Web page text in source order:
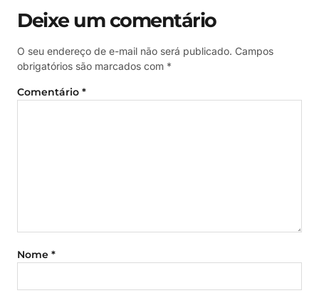
Deixe um comentário
O seu endereço de e-mail não será publicado. Campos
obrigatórios são marcados com *
Comentário *
Nome *